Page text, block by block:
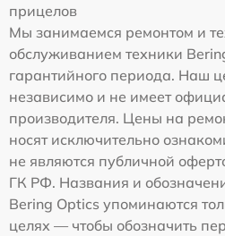
прицелов
Мы занимаемся ремонтом и
обслуживанием техники
гарантийного периода. Наш
независимо и не имеет
производителя. Цены на
носят исключительно
не являются публичной
ГК РФ. Названия и
Bering Optics упоминаются
целях — чтобы обозначить